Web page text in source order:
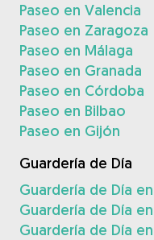
Paseo en Valencia
Paseo en Zaragoza
Paseo en Málaga
Paseo en Granada
Paseo en Córdoba
Paseo en Bilbao
Paseo en Gijón
Guardería de Día
Guardería de Día
Guardería de Día
Guardería de Día